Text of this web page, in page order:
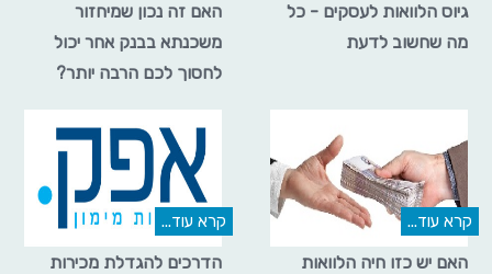
גיוס הלוואות לעסקים - כל
מה שחשוב לדעת
האם זה נכון שמיחזור
משכנתא בבנק אחר יכול
לחסוך לכם הרבה יותר?
קרא עוד...
האם יש כזו חיה הלוואות
קרא עוד...
הדרכים להגדלת מכירות